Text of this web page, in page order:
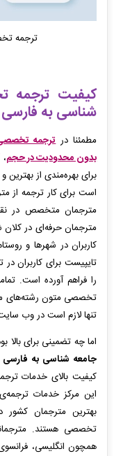
ترجمه
کیفیت ترجمه
شناسی به
مطمئنا درترجمه
بدون محدودیت در حجم
برای بهره‌مندی از
است برای کار ترجمه از
مترجمان متخصص در
مترجمان حرفه‌ای در کلان
کاربران در شهرها و
تایپیست برای کاربران
را فراهم آورده است.
تخصصی متون رشته‌های
تنها لازم است در وب
اما چه تضمینی برای
جامعه شناسی به فارسی
کیفیت بالای خدمات
بهترین مترجمان
تخصصی هستند.
همچون انگلیسی،